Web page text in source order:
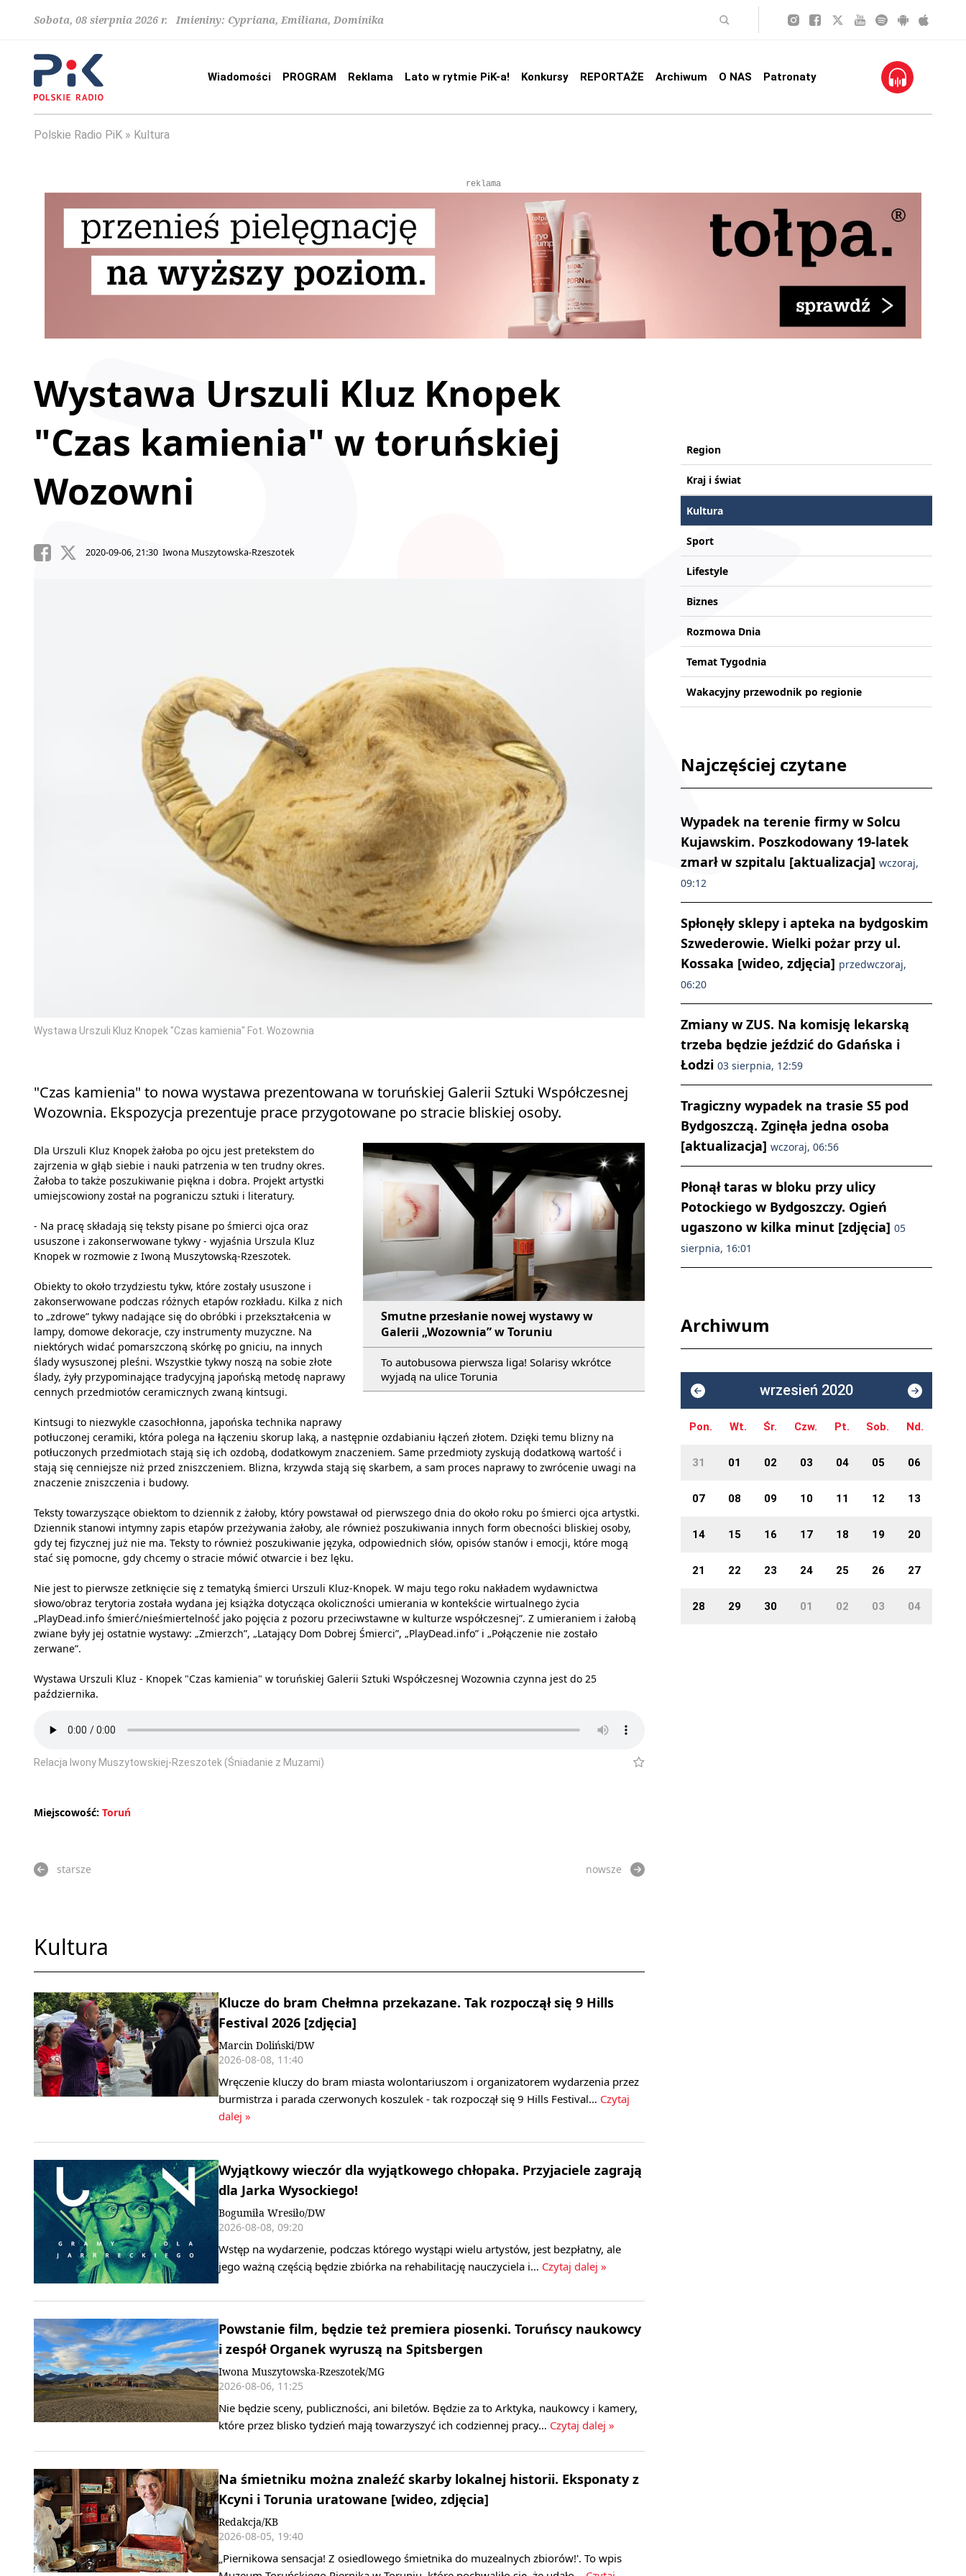
Sobota, 08 sierpnia 2026 r. Imieniny: Cypriana, Emiliana, Dominika
Wiadomości PROGRAM Reklama Lato w rytmie PiK-a! Konkursy REPORTAŻE Archiwum O NAS Patronaty
Polskie Radio PiK Kultura
reklama
Wystawa Urszuli Kluz Knopek
"Czas kamienia" w toruńskiej
Wozowni
2020-09-06, 21:30 Iwona Muszytowska-Rzeszotek
Wystawa Urszuli Kluz Knopek "Czas kamienia" Fot. Wozownia
"Czas kamienia" to nowa wystawa prezentowana w toruńskiej Galerii Sztuki Współczesnej
Wozownia. Ekspozycja prezentuje prace przygotowane po stracie bliskiej osoby.
Smutne przesłanie nowej wystawy w
Galerii „Wozownia” w Toruniu
To autobusowa pierwsza liga! Solarisy wkrótce
wyjadą na ulice Torunia
Dla Urszuli Kluz Knopek żałoba po ojcu jest pretekstem do
zajrzenia w głąb siebie i nauki patrzenia w ten trudny okres.
Żałoba to także poszukiwanie piękna i dobra. Projekt artystki
umiejscowiony został na pograniczu sztuki i literatury.
- Na pracę składają się teksty pisane po śmierci ojca oraz
ususzone i zakonserwowane tykwy - wyjaśnia Urszula Kluz
Knopek w rozmowie z Iwoną Muszytowską-Rzeszotek.
Obiekty to około trzydziestu tykw, które zostały ususzone i
zakonserwowane podczas różnych etapów rozkładu. Kilka z nich
to „zdrowe” tykwy nadające się do obróbki i przekształcenia w
lampy, domowe dekoracje, czy instrumenty muzyczne. Na
niektórych widać pomarszczoną skórkę po gniciu, na innych
ślady wysuszonej pleśni. Wszystkie tykwy noszą na sobie złote
ślady, żyły przypominające tradycyjną japońską metodę naprawy
cennych przedmiotów ceramicznych zwaną kintsugi.
Kintsugi to niezwykle czasochłonna, japońska technika naprawy
potłuczonej ceramiki, która polega na łączeniu skorup laką, a następnie ozdabianiu łączeń złotem. Dzięki temu blizny na
potłuczonych przedmiotach stają się ich ozdobą, dodatkowym znaczeniem. Same przedmioty zyskują dodatkową wartość i
stają się cenniejsze niż przed zniszczeniem. Blizna, krzywda stają się skarbem, a sam proces naprawy to zwrócenie uwagi na
znaczenie zniszczenia i budowy.
Teksty towarzyszące obiektom to dziennik z żałoby, który powstawał od pierwszego dnia do około roku po śmierci ojca artystki.
Dziennik stanowi intymny zapis etapów przeżywania żałoby, ale również poszukiwania innych form obecności bliskiej osoby,
gdy tej fizycznej już nie ma. Teksty to również poszukiwanie języka, odpowiednich słów, opisów stanów i emocji, które mogą
stać się pomocne, gdy chcemy o stracie mówić otwarcie i bez lęku.
Nie jest to pierwsze zetknięcie się z tematyką śmierci Urszuli Kluz-Knopek. W maju tego roku nakładem wydawnictwa
słowo/obraz terytoria została wydana jej książka dotycząca okoliczności umierania w kontekście wirtualnego życia
„PlayDead.info śmierć/nieśmiertelność jako pojęcia z pozoru przeciwstawne w kulturze współczesnej”. Z umieraniem i żałobą
zwiane były jej ostatnie wystawy: „Zmierzch”, „Latający Dom Dobrej Śmierci”, „PlayDead.info” i „Połączenie nie zostało
zerwane”.
Wystawa Urszuli Kluz - Knopek "Czas kamienia" w toruńskiej Galerii Sztuki Współczesnej Wozownia czynna jest do 25
października.
Relacja Iwony Muszytowskiej-Rzeszotek (Śniadanie z Muzami)
Miejscowość: Toruń
starsze nowsze
Kultura
Klucze do bram Chełmna przekazane. Tak rozpoczął się 9 Hills
Festival 2026 [zdjęcia]
Marcin Doliński/DW
2026-08-08, 11:40
Wręczenie kluczy do bram miasta wolontariuszom i organizatorem wydarzenia przez
burmistrza i parada czerwonych koszulek - tak rozpoczął się 9 Hills Festival… Czytaj
dalej »
Wyjątkowy wieczór dla wyjątkowego chłopaka. Przyjaciele zagrają
dla Jarka Wysockiego!
Bogumiła Wresiło/DW
2026-08-08, 09:20
Wstęp na wydarzenie, podczas którego wystąpi wielu artystów, jest bezpłatny, ale
jego ważną częścią będzie zbiórka na rehabilitację nauczyciela i… Czytaj dalej »
Powstanie film, będzie też premiera piosenki. Toruńscy naukowcy
i zespół Organek wyruszą na Spitsbergen
Iwona Muszytowska-Rzeszotek/MG
2026-08-06, 11:25
Nie będzie sceny, publiczności, ani biletów. Będzie za to Arktyka, naukowcy i kamery,
które przez blisko tydzień mają towarzyszyć ich codziennej pracy… Czytaj dalej »
Na śmietniku można znaleźć skarby lokalnej historii. Eksponaty z
Kcyni i Torunia uratowane [wideo, zdjęcia]
Redakcja/KB
2026-08-05, 19:40
„Piernikowa sensacja! Z osiedlowego śmietnika do muzealnych zbiorów!'. To wpis
Region
Kraj i świat
Kultura
Sport
Lifestyle
Biznes
Rozmowa Dnia
Temat Tygodnia
Wakacyjny przewodnik po regionie
Najczęściej czytane
Wypadek na terenie firmy w Solcu
Kujawskim. Poszkodowany 19-latek
zmarł w szpitalu [aktualizacja] wczoraj,
09:12
Spłonęły sklepy i apteka na bydgoskim
Szwederowie. Wielki pożar przy ul.
Kossaka [wideo, zdjęcia] przedwczoraj,
06:20
Zmiany w ZUS. Na komisję lekarską
trzeba będzie jeździć do Gdańska i
Łodzi 03 sierpnia, 12:59
Tragiczny wypadek na trasie S5 pod
Bydgoszczą. Zginęła jedna osoba
[aktualizacja] wczoraj, 06:56
Płonął taras w bloku przy ulicy
Potockiego w Bydgoszczy. Ogień
ugaszono w kilka minut [zdjęcia] 05
sierpnia, 16:01
Archiwum
wrzesień 2020
Pon. Wt. Śr. Czw. Pt. Sob. Nd.
31 01 02 03 04 05 06
07 08 09 10 11 12 13
14 15 16 17 18 19 20
21 22 23 24 25 26 27
28 29 30 01 02 03 04